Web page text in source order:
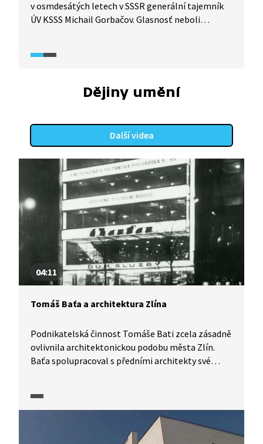
v osmdesátých letech v SSSR generální tajemník
ÚV KSSS Michail Gorbačov. Glasnosť neboli
a tím napravit některé chyby režimu. Perestrojka
reformovat sovětské hospodářství. Vedení KSČ
souhlasilo s perestrojkou, protože hospodářský
dívalo s nedůvěrou. Nově se objevilo družstevní
podnikání.
Dějiny umění
Další videa
04:11
Tomáš Baťa a architektura Zlína
Podnikatelská činnost Tomáše Bati zcela zásadně
ovlivnila architektonickou podobu města Zlín.
Baťa spolupracoval s předními architekty své
stalo centrum moderní meziválečné architektury
s důrazem na sociální aspekty bydlení. Svou vizi
Tomáš Baťa úspěšně vyvážel do celého světa.